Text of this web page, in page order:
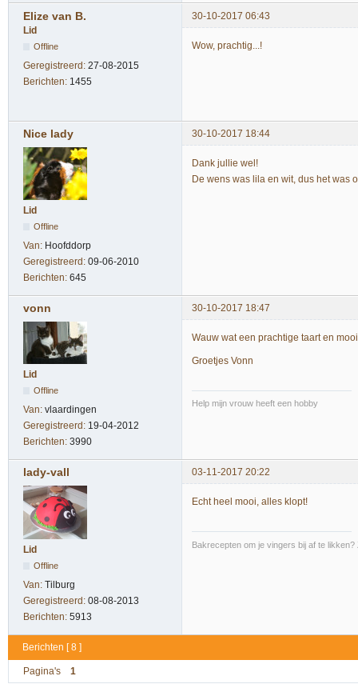
Elize van B.
30-10-2017 06:43
Lid
Offline
Geregistreerd: 27-08-2015
Berichten: 1455
Wow, prachtig...!
Nice lady 30-10-2017 18:44
Lid
Offline
Van: Hoofddorp
Geregistreerd: 09-06-2010
Berichten: 645
Dank jullie wel!
De wens was lila en wit, dus het
vonn 30-10-2017 18:47
Lid
Offline
Van: vlaardingen
Geregistreerd: 19-04-2012
Berichten: 3990
Wauw wat een prachtige taart en
Groetjes Vonn
Help mijn vrouw heeft een hobby
lady-vall 03-11-2017 20:22
Lid
Offline
Van: Tilburg
Geregistreerd: 08-08-2013
Berichten: 5913
Echt heel mooi, alles klopt!
Bakrecepten om je vingers bij af te
Berichten [ 8 ]
Pagina's 1